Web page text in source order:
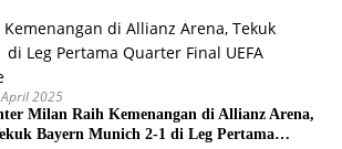
2025
Milan Raih Kemenangan di Allianz Arena,
Bayern Munich 2-1 di Leg Pertama